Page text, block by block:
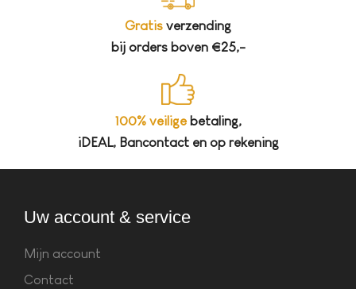
Gratis verzending
bij orders boven €25,-
100% veiligebetaling,
iDEAL, Bancontact en op rekening
Uw account & service
Mijn account
Contact